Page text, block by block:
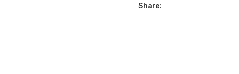
Share: